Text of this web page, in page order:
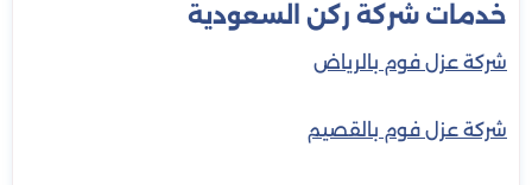
خدمات شركة ركن السعودية
شركة عزل فوم بالرياض
شركة عزل فوم بالقصيم